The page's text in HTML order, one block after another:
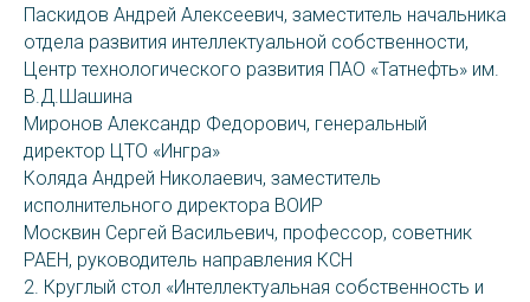
Паскидов Андрей Алексеевич, заместитель начальника
отдела развития интеллектуальной собственности,
Центр технологического развития ПАО «Татнефть» им.
В.Д.Шашина
Миронов Александр Федорович, генеральный
директор ЦТО «Ингра»
Коляда Андрей Николаевич, заместитель
исполнительного директора ВОИР
Москвин Сергей Васильевич, профессор, советник
РАЕН, руководитель направления КСН
2. Круглый стол «Интеллектуальная собственность и